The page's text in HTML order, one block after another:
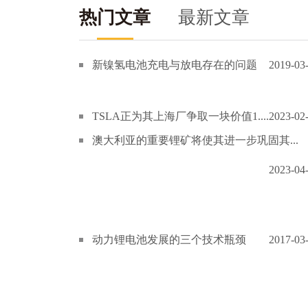
热门文章 最新文章
新镍氢电池充电与放电存在的问题 2019-
TSLA正为其上海厂争取一块价值1....2023-
澳大利亚的重要锂矿将使其进一步巩固其...
2023-
动力锂电池发展的三个技术瓶颈 2017-